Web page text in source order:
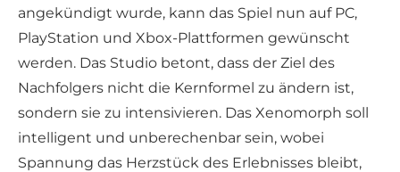
angekündigt wurde, kann das Spiel nun auf PC,
PlayStation und Xbox-Plattformen gewünscht
werden. Das Studio betont, dass der Ziel des
Nachfolgers nicht die Kernformel zu ändern ist,
sondern sie zu intensivieren. Das Xenomorph soll
intelligent und unberechenbar sein, wobei
Spannung das Herzstück des Erlebnisses bleibt,